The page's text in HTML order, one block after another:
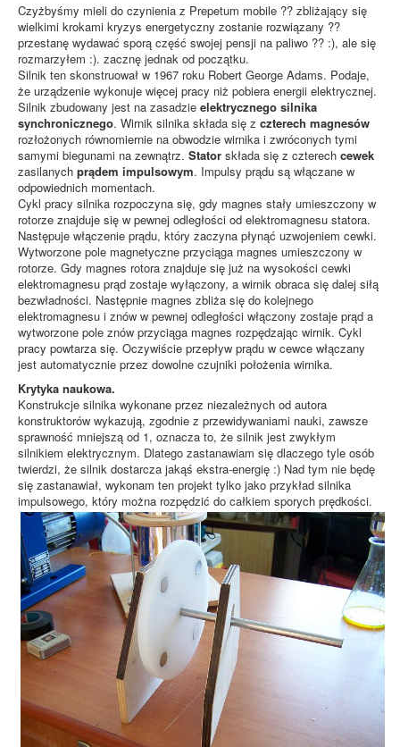
Czyżbyśmy mieli do czynienia z Prepetum mobile ?? zbliżający się
wielkimi krokami kryzys energetyczny zostanie rozwiązany ??
przestanę wydawać sporą część swojej pensji na paliwo ?? :), ale się
rozmarzyłem :). zacznę jednak od początku.
Silnik ten skonstruował w 1967 roku Robert George Adams. Podaje,
że urządzenie wykonuje więcej pracy niż pobiera energii elektrycznej.
Silnik zbudowany jest na zasadzie elektrycznego silnika
synchronicznego. Wirnik silnika składa się z czterech magnesów
rozłożonych równomiernie na obwodzie wirnika i zwróconych tymi
samymi biegunami na zewnątrz. Stator składa się z czterech cewek
zasilanych prądem impulsowym. Impulsy prądu są włączane w
odpowiednich momentach.
Cykl pracy silnika rozpoczyna się, gdy magnes stały umieszczony w
rotorze znajduje się w pewnej odległości od elektromagnesu statora.
Następuje włączenie prądu, który zaczyna płynąć uzwojeniem cewki.
Wytworzone pole magnetyczne przyciąga magnes umieszczony w
rotorze. Gdy magnes rotora znajduje się już na wysokości cewki
elektromagnesu prąd zostaje wyłączony, a wirnik obraca się dalej siłą
bezwładności. Następnie magnes zbliża się do kolejnego
elektromagnesu i znów w pewnej odległości włączony zostaje prąd a
wytworzone pole znów przyciąga magnes rozpędzając wirnik. Cykl
pracy powtarza się. Oczywiście przepływ prądu w cewce włączany
jest automatycznie przez dowolne czujniki położenia wirnika.
Krytyka naukowa.
Konstrukcje silnika wykonane przez niezależnych od autora
konstruktorów wykazują, zgodnie z przewidywaniami nauki, zawsze
sprawność mniejszą od 1, oznacza to, że silnik jest zwykłym
silnikiem elektrycznym. Dlatego zastanawiam się dlaczego tyle osób
twierdzi, że silnik dostarcza jakąś ekstra-energię :) Nad tym nie będę
się zastanawiał, wykonam ten projekt tylko jako przykład silnika
impulsowego, który można rozpędzić do całkiem sporych prędkości.